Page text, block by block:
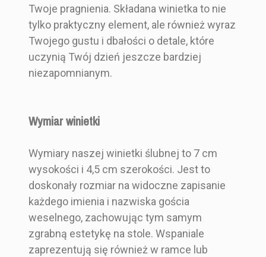
Twoje pragnienia. Składana winietka to nie
tylko praktyczny element, ale również wyraz
Twojego gustu i dbałości o detale, które
uczynią Twój dzień jeszcze bardziej
niezapomnianym.
Wymiar winietki
Wymiary naszej winietki ślubnej to 7 cm
wysokości i 4,5 cm szerokości. Jest to
doskonały rozmiar na widoczne zapisanie
każdego imienia i nazwiska gościa
weselnego, zachowując tym samym
zgrabną estetykę na stole. Wspaniale
zaprezentują się również w ramce lub
koło 20 cm koło 20 cm 9x6x5 cm
Koło Koło